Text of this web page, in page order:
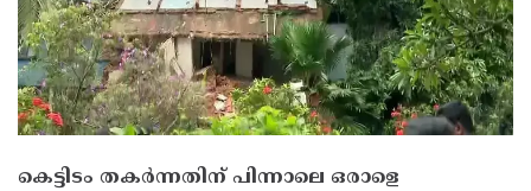
കെട്ടിടം തകര്‍ന്നതിന് പിന്നാലെ ഒരാളെ